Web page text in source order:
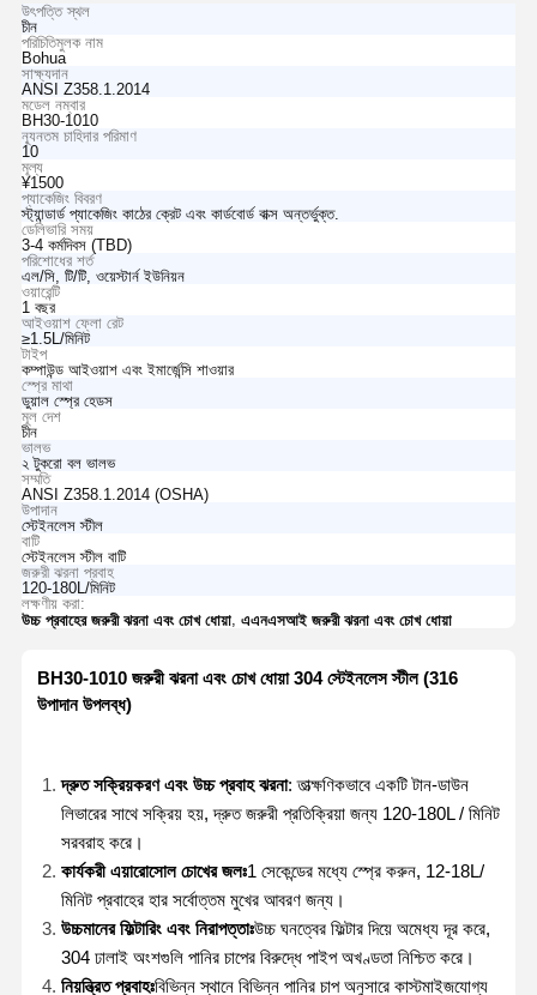
উৎপত্তি স্থল
চীন
পরিচিতিমুলক নাম
Bohua
সাক্ষ্যদান
ANSI Z358.1.2014
মডেল নম্বার
BH30-1010
ন্যূনতম চাহিদার পরিমাণ
10
মূল্য
¥1500
প্যাকেজিং বিবরণ
স্ট্যান্ডার্ড প্যাকেজিং কাঠের ক্রেট এবং কার্ডবোর্ড বাক্স অন্তর্ভুক্ত.
ডেলিভারি সময়
3-4 কর্মদিবস (TBD)
পরিশোধের শর্ত
এল/সি, টি/টি, ওয়েস্টার্ন ইউনিয়ন
ওয়ারেন্টি
1 বছর
আইওয়াশ ফ্লো রেট
≥1.5L/মিনিট
টাইপ
কম্পাউন্ড আইওয়াশ এবং ইমার্জেন্সি শাওয়ার
স্প্রে মাথা
ডুয়াল স্প্রে হেডস
মূল দেশ
চীন
ভালভ
২ টুকরো বল ভালভ
সম্মতি
ANSI Z358.1.2014 (OSHA)
উপাদান
স্টেইনলেস স্টীল
বাটি
স্টেইনলেস স্টীল বাটি
জরুরী ঝরনা প্রবাহ
120-180L/মিনিট
লক্ষণীয় করা:
উচ্চ প্রবাহের জরুরী ঝরনা এবং চোখ ধোয়া, এএনএসআই জরুরী ঝরনা এবং চোখ ধোয়া
BH30-1010 জরুরী ঝরনা এবং চোখ ধোয়া 304 স্টেইনলেস স্টীল (316
উপাদান উপলব্ধ)
দ্রুত সক্রিয়করণ এবং উচ্চ প্রবাহ ঝরনা: তাত্ক্ষণিকভাবে একটি টান-ডাউন
লিভারের সাথে সক্রিয় হয়, দ্রুত জরুরী প্রতিক্রিয়া জন্য 120-180L / মিনিট
সরবরাহ করে।
কার্যকরী এয়ারোসোল চোখের জলঃ1 সেকেন্ডের মধ্যে স্প্রে করুন, 12-18L/
মিনিট প্রবাহের হার সর্বোত্তম মুখের আবরণ জন্য।
উচ্চমানের ফিল্টারিং এবং নিরাপত্তাঃউচ্চ ঘনত্বের ফিল্টার দিয়ে অমেধ্য দূর করে,
304 ঢালাই অংশগুলি পানির চাপের বিরুদ্ধে পাইপ অখণ্ডতা নিশ্চিত করে।
নিয়ন্ত্রিত প্রবাহঃবিভিন্ন স্থানে বিভিন্ন পানির চাপ অনুসারে কাস্টমাইজযোগ্য